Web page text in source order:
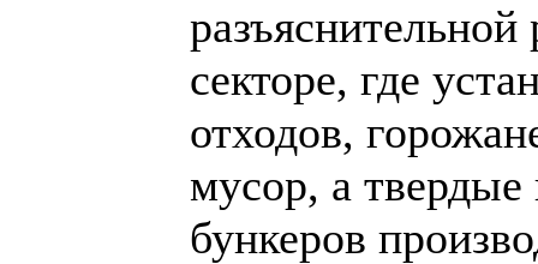
секторе, где
отходов,
мусор, а
бункеров